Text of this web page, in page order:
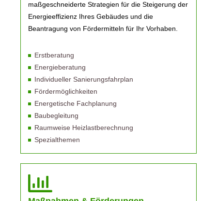
maßgeschneiderte Strategien für die Steigerung der
Energieeffizienz Ihres Gebäudes und die
Beantragung von Fördermitteln für Ihr Vorhaben.
Erstberatung
Energieberatung
Individueller Sanierungsfahrplan
Fördermöglichkeiten
Energetische Fachplanung
Baubegleitung
Raumweise Heizlastberechnung
Spezialthemen